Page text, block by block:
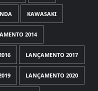
KAWASAKI
2014
LANÇAMENTO 2017
LANÇAMENTO 2020